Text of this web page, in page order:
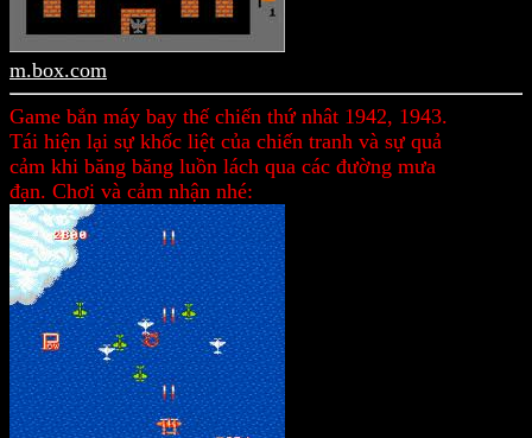
m.box.com
Game bắn máy bay thế chiến thứ nhât 1942, 1943.
Tái hiện lại sự khốc liệt của chiến tranh và sự quả
cảm khi băng băng luồn lách qua các đường mưa
đạn. Chơi và cảm nhận nhé: